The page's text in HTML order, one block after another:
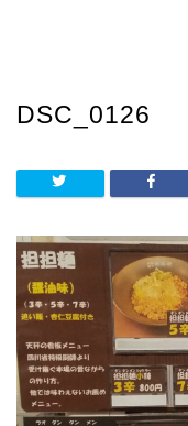
DSC_0126